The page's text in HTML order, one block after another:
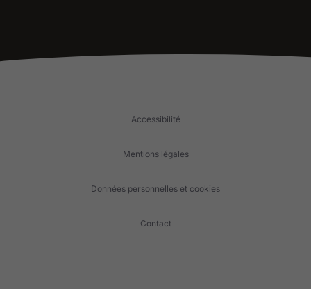
Accessibilité
Mentions légales
Données personnelles et cookies
Contact